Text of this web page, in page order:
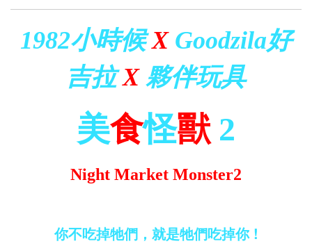
1982小時候 X Goodzila好
吉拉 X 夥伴玩具
美食怪獸 2
Night Market Monster2
你不吃掉牠們，就是牠們吃掉你 !